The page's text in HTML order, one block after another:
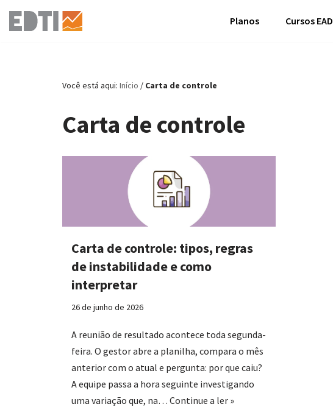
Pular
Planos Cursos EAD
Você está aqui: Início / Carta de controle
Carta de controle
Carta de controle: tipos, regras
de instabilidade e como
interpretar
26 de junho de 2026
A reunião de resultado acontece toda segunda-
feira. O gestor abre a planilha, compara o mês
anterior com o atual e pergunta: por que caiu?
A equipe passa a hora seguinte investigando
uma variação que, na… Continue a ler »